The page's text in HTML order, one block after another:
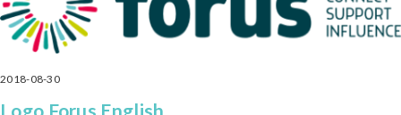
2018-08-30
Logo Forus English